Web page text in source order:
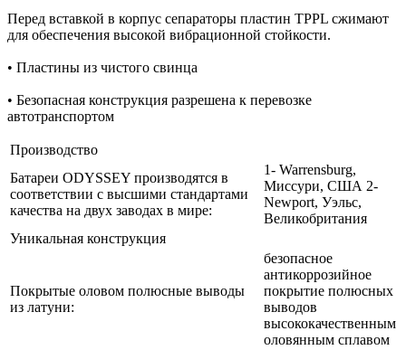
Перед вставкой в корпус сепараторы пластин TPPL сжимают
для обеспечения высокой вибрационной стойкости.
• Пластины из чистого свинца
• Безопасная конструкция разрешена к перевозке
автотранспортом
Производство
Батареи ODYSSEY производятся в
соответствии с высшими стандартами
качества на двух заводах в мире:
1- Warrensburg,
Миссури, США 2-
Newport, Уэльс,
Великобритания
Уникальная конструкция
Покрытые оловом полюсные выводы
из латуни:
безопасное
антикоррозийное
покрытие полюсных
выводов
высококачественным
оловянным сплавом